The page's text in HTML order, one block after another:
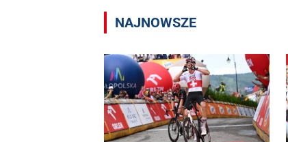
NAJNOWSZE